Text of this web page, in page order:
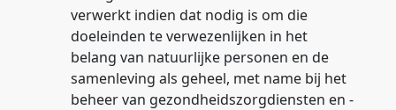
verwerkt indien dat nodig is om die
doeleinden te verwezenlijken in het
belang van natuurlijke personen en de
samenleving als geheel, met name bij het
beheer van gezondheidszorgdiensten en -